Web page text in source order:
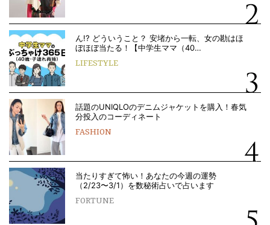
ん!? どういうこと？ 安堵から一転、女の勘はほ
ぼほぼ当たる！【中学生ママ（40…
LIFESTYLE
話題のUNIQLOのデニムジャケットを購入！春気
分投入のコーディネート
FASHION
当たりすぎて怖い！あなたの今週の運勢
（2/23〜3/1）を数秘術占いで占います
FORTUNE